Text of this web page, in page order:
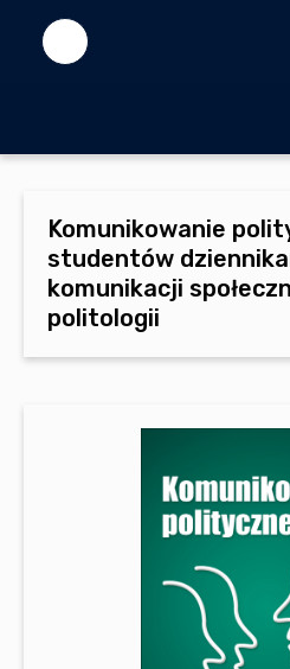
Komunikowanie
studentów
komunikacji
politologii